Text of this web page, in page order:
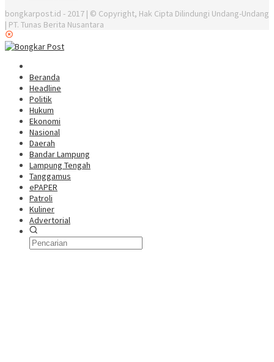
bongkarpost.id - 2017 | © Copyright, Hak Cipta Dilindungi Undang-Undang
| PT. Tunas Berita Nusantara
Beranda
Headline
Politik
Hukum
Ekonomi
Nasional
Daerah
Bandar Lampung
Lampung Tengah
Tanggamus
ePAPER
Patroli
Kuliner
Advertorial